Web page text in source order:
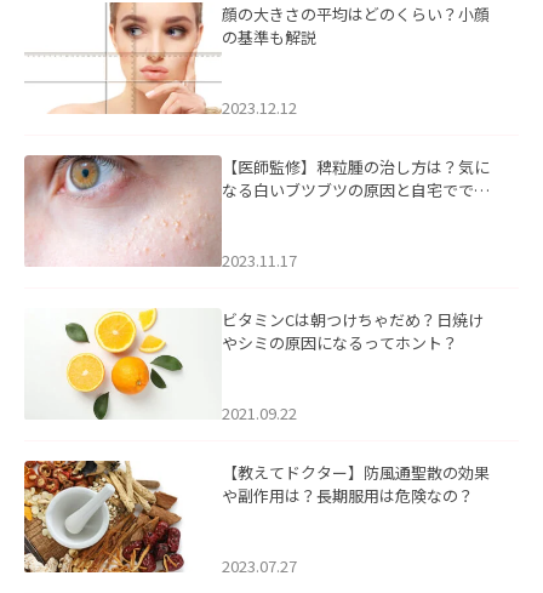
顔の大きさの平均はどのくらい？小顔
の基準も解説
2023.12.12
【医師監修】稗粒腫の治し方は？気に
なる白いブツブツの原因と自宅ででき
2023.11.17
ビタミンCは朝つけちゃだめ？日焼け
やシミの原因になるってホント？
2021.09.22
【教えてドクター】防風通聖散の効果
や副作用は？長期服用は危険なの？
2023.07.27